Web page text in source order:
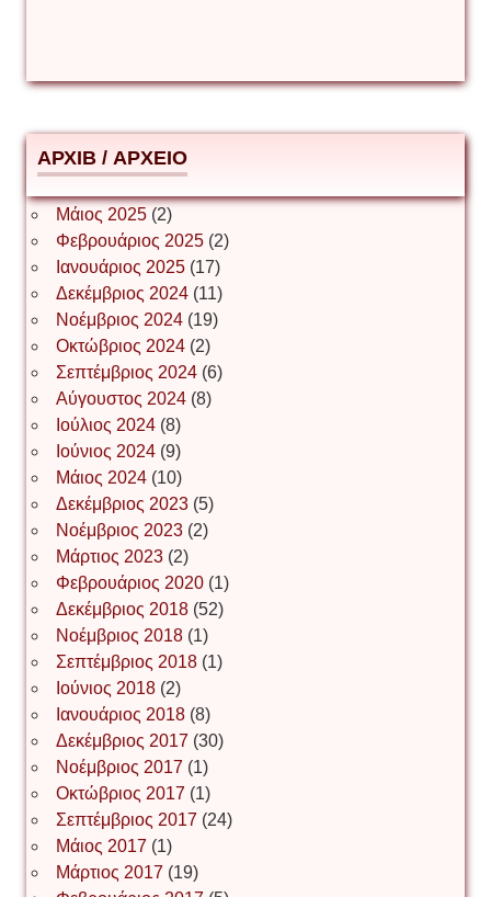
Δημήτριος Ζακοντινός
ΕΥΑΓΓΕΛΟΣ ΜΩΚΟΣ
Ιωάννης Σ. Παπαφλωράτος
ΝΙΚΟΣ ΓΑΤΟΣ
Νίκος Λυγερός
Іван Буртик
Іван Наконечний
Інга Короткевич
Ірина Ключковська
Ірина Наконечна
АРХІВ / ΑΡΧΕΙΟ
Μάιος 2025(2)
Φεβρουάριος 2025(2)
Ιανουάριος 2025(17)
Δεκέμβριος 2024(11)
Νοέμβριος 2024(19)
Οκτώβριος 2024(2)
Σεπτέμβριος 2024(6)
Αύγουστος 2024(8)
Ιούλιος 2024(8)
Ιούνιος 2024(9)
Μάιος 2024(10)
Δεκέμβριος 2023(5)
Νοέμβριος 2023(2)
Μάρτιος 2023(2)
Φεβρουάριος 2020(1)
Δεκέμβριος 2018(52)
Νοέμβριος 2018(1)
Σεπτέμβριος 2018(1)
Ιούνιος 2018(2)
Ιανουάριος 2018(8)
Δεκέμβριος 2017 (30)
Νοέμβριος 2017 (1)
Οκτώβριος 2017 (1)
Σεπτέμβριος 2017 (24)
Μάιος 2017 (1)
Μάρτιος 2017 (19)